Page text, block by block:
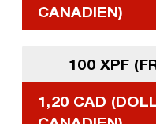
CANADIEN)
100 XPF
1,20 CAD